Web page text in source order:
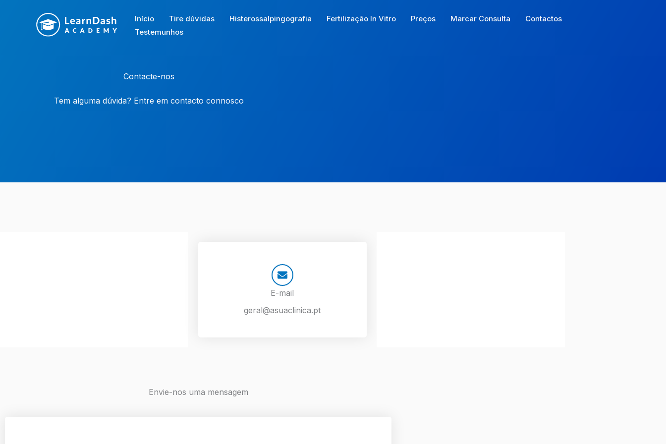
Início Tire dúvidas Histerossalpingografia Fertilização In Vitro Preços Marcar Consulta
Contactos
Testemunhos
Contacte-nos
Tem alguma dúvida? Entre em contacto connosco
E-mail
geral@asuaclinica.pt
Envie-nos uma mensagem